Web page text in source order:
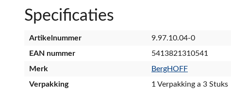
Specificaties
Artikelnummer
9.97.10.04-0
EAN nummer
5413821310541
Merk
BergHOFF
Verpakking
1 Verpakking a 3 Stuks